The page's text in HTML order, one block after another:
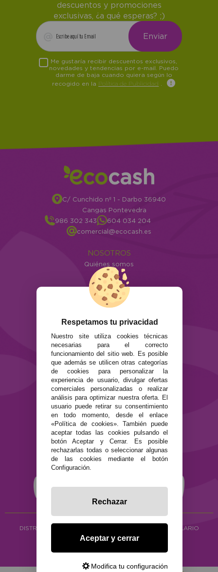
descuentos y promociones
exclusivas, ¿a qué esperas? ;)
Me gustaría recibir descuentos exclusivos,
novedades y tendencias por e-mail. Puedo
darme de baja cuando quiera según lo
recogido en la Política de Publicidad
C/ Cunchido nº 1 - Darbo 36940
Cangas Pontevedra
986 302 343
604 034 204
comercial@ecocash.es
NOSOTROS
Quiénes somos
Info
ATENCIÓN AL CLIENTE
Envíos y devoluciones
Formas de pago
Contacto
SEGURIDAD Y PRIVACIDAD
Términos y condiciones de uso
Política de privacidad
Política de cookies
DISTRIBUCIÓN ALIMENTACIÓN ECOLÓGICA Y HERBOLARIO
Copyright © 2026 ·www.ecocash.es
Respetamos tu privacidad
Nuestro site utiliza cookies técnicas
necesarias para el correcto
funcionamiento del sitio web. Es posible
que además se utilicen otras categorías
de cookies para personalizar la
experiencia de usuario, divulgar ofertas
comerciales personalizadas o realizar
análisis para optimizar nuestra oferta. El
usuario puede retirar su consentimiento
en todo momento, desde el enlace
«Política de cookies». También puede
aceptar todas las cookies pulsando el
botón Aceptar y Cerrar. Es posible
rechazarlas todas o seleccionar algunas
de las cookies mediante el botón
Configuración.
Rechazar
Aceptar y cerrar
Modifica tu configuración